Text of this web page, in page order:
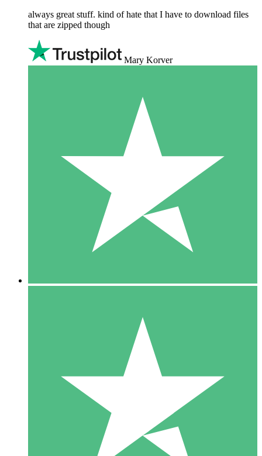
always great stuff. kind of hate that I have to download files
that are zipped though
Mary Korver